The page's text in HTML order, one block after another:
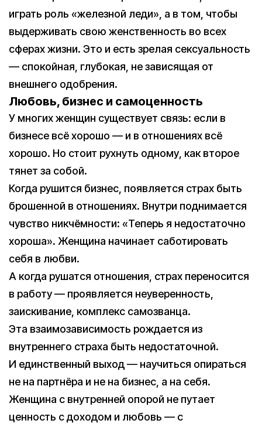
играть роль «железной леди», а в том, чтобы
выдерживать свою женственность во всех
сферах жизни. Это и есть зрелая сексуальность
— спокойная, глубокая, не зависящая от
внешнего одобрения.
Любовь, бизнес и самоценность
У многих женщин существует связь: если в
бизнесе всё хорошо — и в отношениях всё
хорошо. Но стоит рухнуть одному, как второе
тянет за собой.
Когда рушится бизнес, появляется страх быть
брошенной в отношениях. Внутри поднимается
чувство никчёмности: «Теперь я недостаточно
хороша». Женщина начинает саботировать
себя в любви.
А когда рушатся отношения, страх переносится
в работу — проявляется неуверенность,
заискивание, комплекс самозванца.
Эта взаимозависимость рождается из
внутреннего страха быть недостаточной.
И единственный выход — научиться опираться
не на партнёра и не на бизнес, а на себя.
Женщина с внутренней опорой не путает
ценность с доходом и любовь — с